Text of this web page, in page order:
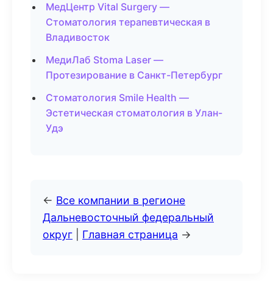
МедЦентр Vital Surgery —
Стоматология терапевтическая в
Владивосток
МедиЛаб Stoma Laser —
Протезирование в Санкт-Петербург
Стоматология Smile Health —
Эстетическая стоматология в Улан-
Удэ
← Все компании в регионе
Дальневосточный федеральный
округ
Главная страница →